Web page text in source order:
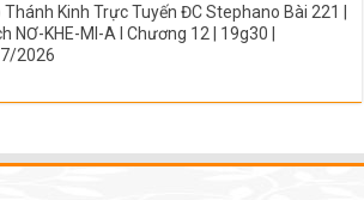
Thánh Kinh Trực Tuyến ĐC Stephano Bài 221 |
NƠ-KHE-MI-A I Chương 12 | 19g30 |
2026